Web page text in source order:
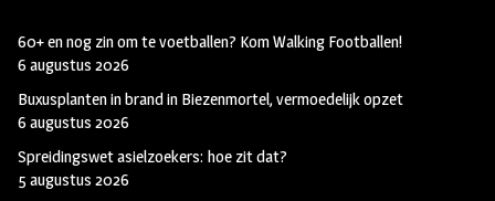
60+ en nog zin om te voetballen? Kom Walking Footballen!
6 augustus 2026
Buxusplanten in brand in Biezenmortel, vermoedelijk opzet
6 augustus 2026
Spreidingswet asielzoekers: hoe zit dat?
5 augustus 2026